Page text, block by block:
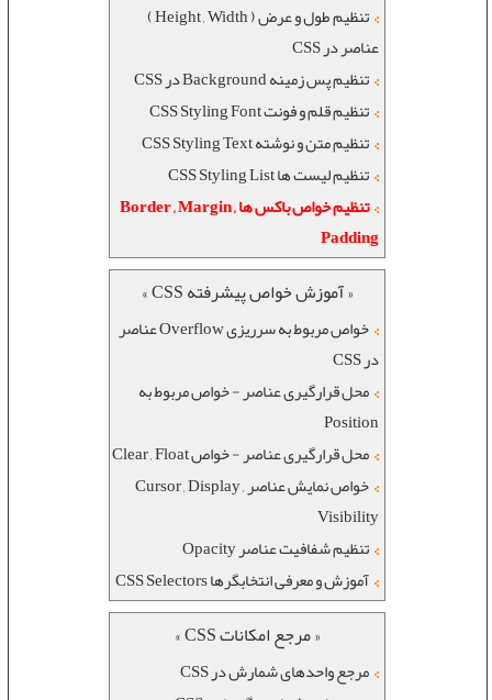
تنظیم طول و عرض ( Height , Width )
عناصر در CSS
تنظیم پس زمینه Background در CSS
تنظیم قلم و فونت CSS Styling Font
تنظیم متن و نوشته CSS Styling Text
تنظیم لیست ها CSS Styling List
تنظیم خواص باکس ها Border , Margin ,
Padding
« آموزش خواص پیشرفته CSS »
خواص مربوط به سرریزی Overflow عناصر
در CSS
محل قرارگیری عناصر - خواص مربوط به
Position
محل قرارگیری عناصر - خواص Clear , Float
خواص نمایش عناصر Cursor , Display ,
Visibility
تنظیم شفافیت عناصر Opacity
آموزش و معرفی انتخابگرها CSS Selectors
« مرجع امکانات CSS »
مرجع واحدهای شمارش در CSS